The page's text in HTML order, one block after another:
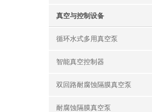
真空与控制设备
循环水式多用真空泵
智能真空控制器
双回路耐腐蚀隔膜真空泵
耐腐蚀隔膜真空泵